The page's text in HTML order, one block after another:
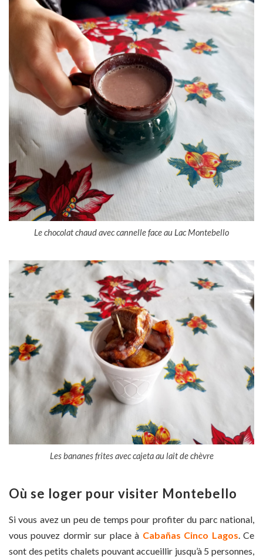
Le chocolat chaud avec cannelle face au Lac Montebello
Les bananes frites avec cajeta au lait de chèvre
Où se loger pour visiter Montebello
Si vous avez un peu de temps pour profiter du parc national,
vous pouvez dormir sur place à Cabañas Cinco Lagos. Ce
sont des petits chalets pouvant accueillir jusqu’à 5 personnes,